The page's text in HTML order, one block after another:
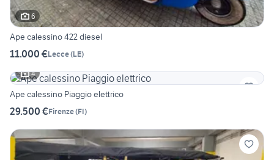
6
Ape calessino 422 diesel
11.000 €Lecce(LE)
4
Ape calessino Piaggio elettrico
29.500 €Firenze(FI)